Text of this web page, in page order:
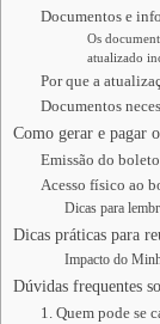
Documentos e
Os
atualizado
Por que a
Documentos
Como gerar e pagar
Emissão do
Acesso físico ao
Dicas para
Dicas práticas para
Impacto do
Dúvidas frequentes
1. Quem pode se